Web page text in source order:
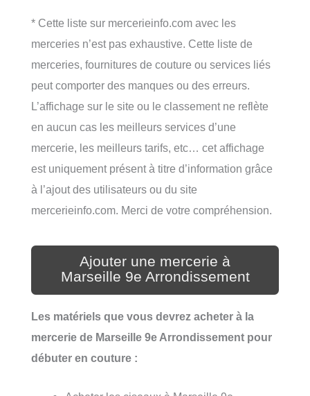
* Cette liste sur mercerieinfo.com avec les
merceries n’est pas exhaustive. Cette liste de
merceries, fournitures de couture ou services liés
peut comporter des manques ou des erreurs.
L’affichage sur le site ou le classement ne reflète
en aucun cas les meilleurs services d’une
mercerie, les meilleurs tarifs, etc… cet affichage
est uniquement présent à titre d’information grâce
à l’ajout des utilisateurs ou du site
mercerieinfo.com. Merci de votre compréhension.
Ajouter une mercerie à
Marseille 9e Arrondissement
Les matériels que vous devrez acheter à la
mercerie de Marseille 9e Arrondissement pour
débuter en couture :